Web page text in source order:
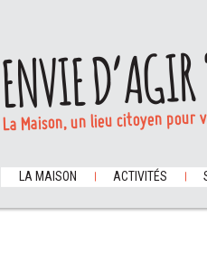
ENVIE
La Maison, un lieu citoyen
LA MAISON ACTIVITÉS